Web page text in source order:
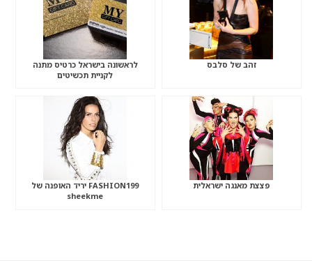
זהב של סלבס
לראשונה בישראל כרטיס מתנה
לקניית תכשיטים
פצצת מאנגה ישראלית
FASHION199 יריד האופנה של
sheekme